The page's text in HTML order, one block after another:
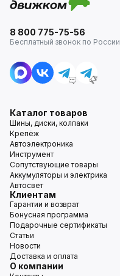
8 800 775-75-56
Бесплатный звонок по России
Каталог товаров
Шины, диски, колпаки
Крепёж
Автоэлектроника
Инструмент
Сопутствующие товары
Аккумуляторы и электрика
Автосвет
Клиентам
Гарантии и возврат
Бонусная программа
Подарочные сертификаты
Статьи
Новости
Доставка и оплата
О компании